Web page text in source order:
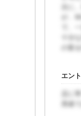
次に
が、
で、
十分
の客
エン
店に
用者